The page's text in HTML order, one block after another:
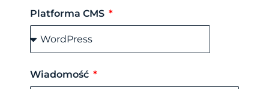
Platforma CMS
Wiadomość